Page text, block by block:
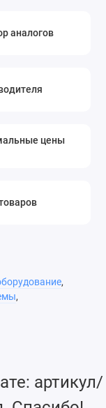
аналогов
цены
,
,
артикул/